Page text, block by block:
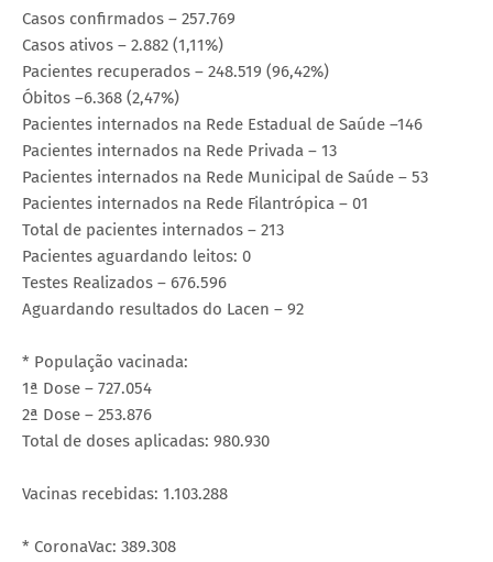
Casos confirmados – 257.769
Casos ativos – 2.882 (1,11%)
Pacientes recuperados – 248.519 (96,42%)
Óbitos –6.368 (2,47%)
Pacientes internados na Rede Estadual de Saúde –146
Pacientes internados na Rede Privada – 13
Pacientes internados na Rede Municipal de Saúde – 53
Pacientes internados na Rede Filantrópica – 01
Total de pacientes internados – 213
Pacientes aguardando leitos: 0
Testes Realizados – 676.596
Aguardando resultados do Lacen – 92
* População vacinada:
1ª Dose – 727.054
2ª Dose – 253.876
Total de doses aplicadas: 980.930
Vacinas recebidas: 1.103.288
* CoronaVac: 389.308